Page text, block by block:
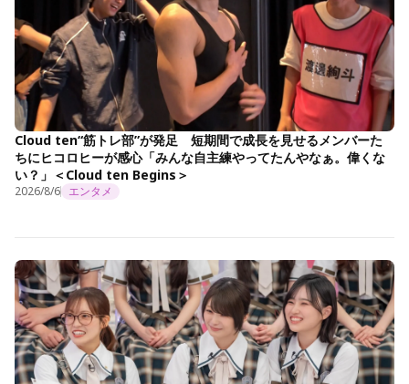
Cloud ten“筋トレ部”が発足 短期間で成長を見せるメンバーた
ちにヒコロヒーが感心「みんな自主練やってたんやなぁ。偉くな
い？」＜Cloud ten Begins＞
2026/8/6 エンタメ